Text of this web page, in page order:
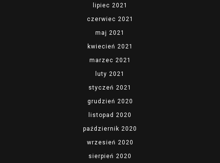
lipiec 2021
czerwiec 2021
maj 2021
kwiecień 2021
marzec 2021
luty 2021
styczeń 2021
grudzień 2020
listopad 2020
październik 2020
wrzesień 2020
sierpień 2020